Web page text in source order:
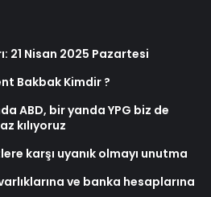
21 Nisan 2025 Pazartesi
Bakbak Kimdir ?
ABD, bir yanda YPG biz de
kılıyoruz
karşı uyanık olmayı unutma
ve banka hesaplarına